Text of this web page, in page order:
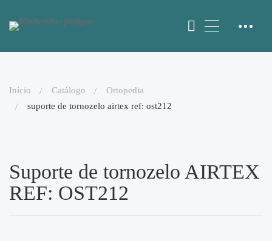
início catálogo
ortopedia
suporte de tornozelo airtex ref: ost212
Suporte de tornozelo AIRTEX
REF: OST212